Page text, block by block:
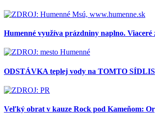
Humenné využíva prázdniny naplno.
ODSTÁVKA teplej vody na TOMTO
Veľký obrat v kauze Rock pod Kameňom: